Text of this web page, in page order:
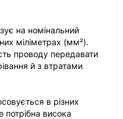
на номінальний
міліметрах (мм²).
проводу передавати
й з втратами
в різних
потрібна висока